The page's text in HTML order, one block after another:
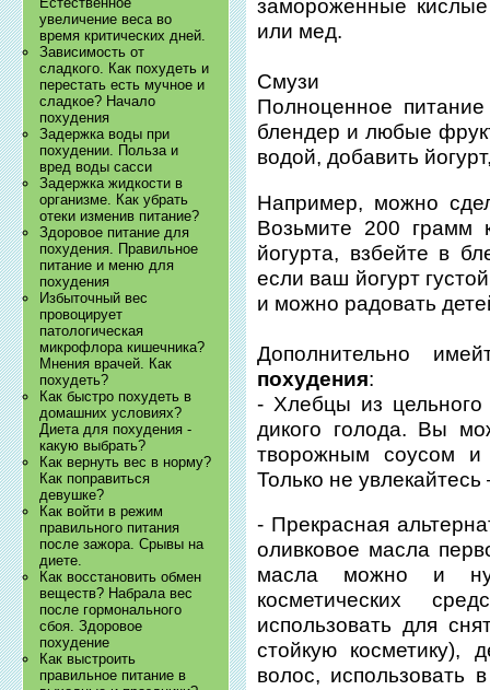
увеличение веса во
время критических дней.
Зависимость от
сладкого. Как похудеть и
перестать есть мучное и
сладкое? Начало
похудения
Задержка воды при
похудении. Польза и
вред воды сасси
Задержка жидкости в
организме. Как убрать
отеки изменив питание?
Здоровое питание для
похудения. Правильное
питание и меню для
похудения
Избыточный вес
провоцирует
патологическая
микрофлора кишечника?
Мнения врачей. Как
похудеть?
Как быстро похудеть в
домашних условиях?
Диета для похудения -
какую выбрать?
Как вернуть вес в норму?
Как поправиться
девушке?
Как войти в режим
правильного питания
после зажора. Срывы на
диете.
Как восстановить обмен
веществ? Набрала вес
после гормонального
сбоя. Здоровое
похудение
Как выстроить
правильное питание в
замороженные
или мед.
Смузи
Полноценное
блендер и любые
водой, добавить
Например, можно
Возьмите 200 грамм
йогурта, взбейте в
если ваш йогурт
и можно радовать
Дополнительно
похудения:
- Хлебцы из
дикого голода. Вы
творожным соусом и
Только не
- Прекрасная
оливковое масла
масла можно и
косметических
использовать для
стойкую косметику),
волос, использовать